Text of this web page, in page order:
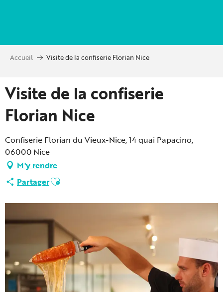
principal
Accueil Visite de la confiserie Florian Nice
Visite de la confiserie
Florian Nice
Confiserie Florian du Vieux-Nice, 14 quai Papacino,
06000 Nice
M'y rendre
PartagerAjouter aux favoris